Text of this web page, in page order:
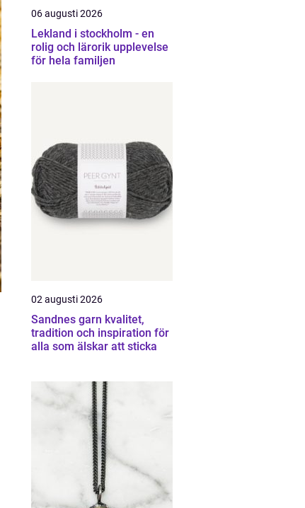
06 augusti 2026
Lekland i stockholm - en
rolig och lärorik upplevelse
för hela familjen
02 augusti 2026
Sandnes garn kvalitet,
tradition och inspiration för
alla som älskar att sticka